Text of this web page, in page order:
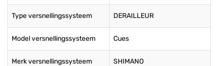
Type versnellingssysteem DERAILLEUR
Model versnellingssysteem Cues
Merk versnellingssysteem SHIMANO